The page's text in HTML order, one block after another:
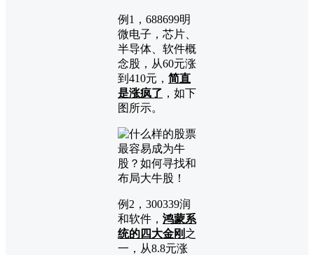
例1，688699明
微电子，芯片、
半导体、软件概
念股，从60元涨
到410元， 简直
是涨疯了 ，如下
图所示。
例2，300339润
和软件， 鸿蒙系
统的四大金刚 之
一，从8.8元涨